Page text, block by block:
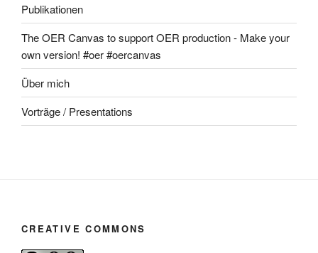
Publikationen
The OER Canvas to support OER production - Make your
own version! #oer #oercanvas
Über mich
Vorträge / Presentations
CREATIVE COMMONS